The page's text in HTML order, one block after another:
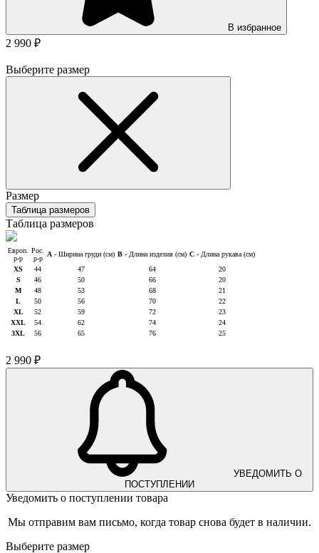
В избранное
2 990 ₽
Выберите размер
Размер
Таблица размеров
Таблица размеров
Европ.
р-р
Рос.
р-р
A - Ширина груди (см) B - Длина изделия (см) C - Длина рукава (см)
XS
44 47 64
20
S
46 50 66
20
M
48 53 68
21
L
50 56 70
22
XL
52 59 72
23
XXL
54 62 74
24
3XL
56 65 76 25
2 990 ₽
УВЕДОМИТЬ О
ПОСТУПЛЕНИИ
Уведомить о поступлении товара
Мы отправим вам письмо, когда товар снова будет в наличии.
Выберите размер